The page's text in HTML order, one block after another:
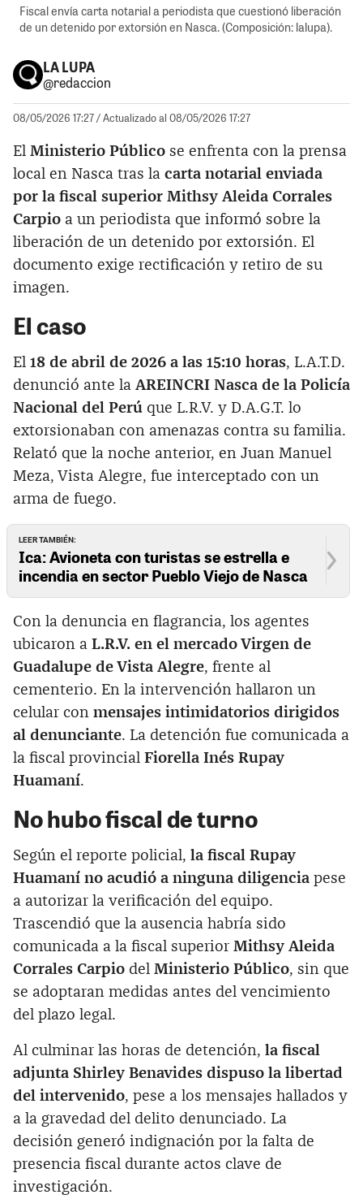
Fiscal envía carta notarial a periodista que cuestionó liberación
de un detenido por extorsión en Nasca. (Composición: lalupa).
LA LUPA
@redaccion
08/05/2026 17:27/ Actualizado al 08/05/2026 17:27
El Ministerio Público se enfrenta con la prensa
local en Nasca tras la carta notarial enviada
por la fiscal superior Mithsy Aleida Corrales
Carpio a un periodista que informó sobre la
liberación de un detenido por extorsión. El
documento exige rectificación y retiro de su
imagen.
El caso
El 18 de abril de 2026 a las 15:10 horas, L.A.T.D.
denunció ante la AREINCRI Nasca de la Policía
Nacional del Perú que L.R.V. y D.A.G.T. lo
extorsionaban con amenazas contra su familia.
Relató que la noche anterior, en Juan Manuel
Meza, Vista Alegre, fue interceptado con un
arma de fuego.
LEER TAMBIÉN:
Ica: Avioneta con turistas se estrella e
incendia en sector Pueblo Viejo de Nasca
Con la denuncia en flagrancia, los agentes
ubicaron a L.R.V. en el mercado Virgen de
Guadalupe de Vista Alegre, frente al
cementerio. En la intervención hallaron un
celular con mensajes intimidatorios dirigidos
al denunciante. La detención fue comunicada a
la fiscal provincial Fiorella Inés Rupay
Huamaní.
No hubo fiscal de turno
Según el reporte policial, la fiscal Rupay
Huamaní no acudió a ninguna diligencia pese
a autorizar la verificación del equipo.
Trascendió que la ausencia habría sido
comunicada a la fiscal superior Mithsy Aleida
Corrales Carpio del Ministerio Público, sin que
se adoptaran medidas antes del vencimiento
del plazo legal.
Al culminar las horas de detención, la fiscal
adjunta Shirley Benavides dispuso la libertad
del intervenido, pese a los mensajes hallados y
a la gravedad del delito denunciado. La
decisión generó indignación por la falta de
presencia fiscal durante actos clave de
investigación.